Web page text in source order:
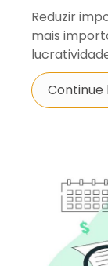
Reduzir
mais
Continue